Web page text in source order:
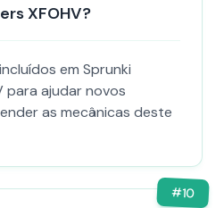
XFOHV?
em Sprunki
para ajudar novos
as mecânicas deste
#10